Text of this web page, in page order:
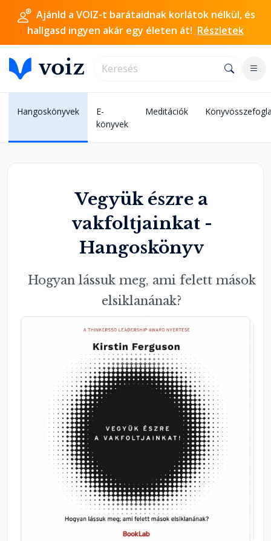
Ajánld a VOIZ-t barátaidnak korlátok nélkül, és
hallgasd ingyen akár egy életen át! Részletek
Hangoskönyvek
E-
könyvek
Meditációk
Vegyük észre a
vakfoltjainkat -
Hangoskönyv
Hogyan lássuk meg, ami felett mások
elsiklanának?